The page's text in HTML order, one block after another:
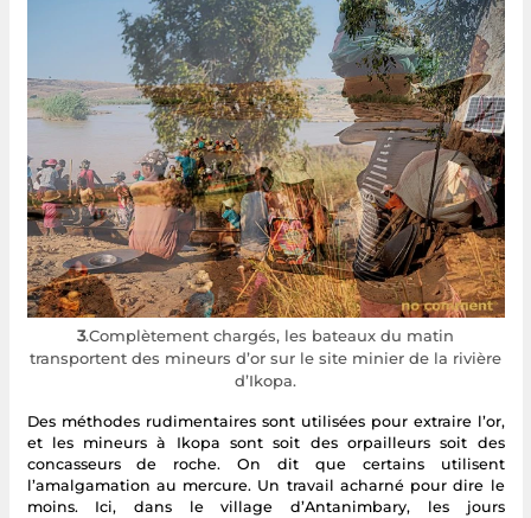
3.Complètement chargés, les bateaux du matin
transportent des mineurs d’or sur le site minier de la rivière
d’Ikopa.
Des méthodes rudimentaires sont utilisées pour extraire l’or,
et les mineurs à Ikopa sont soit des orpailleurs soit des
concasseurs de roche. On dit que certains utilisent
l’amalgamation au mercure. Un travail acharné pour dire le
moins. Ici, dans le village d’Antanimbary, les jours